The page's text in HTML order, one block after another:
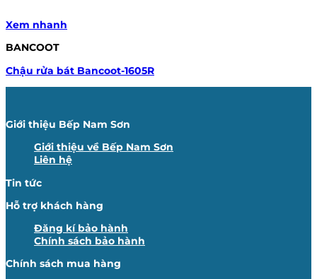
Xem nhanh
BANCOOT
Chậu rửa bát Bancoot-1605R
Giới thiệu Bếp Nam Sơn
Giới thiệu về Bếp Nam Sơn
Liên hệ
Tin tức
Hỗ trợ khách hàng
Đăng kí bảo hành
Chính sách bảo hành
Chính sách mua hàng